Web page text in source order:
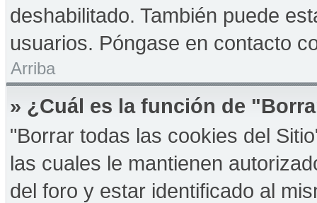
deshabilitado. También puede
usuarios. Póngase en contacto
Arriba
» ¿Cuál es la función de
"Borrar todas las cookies del
las cuales le mantienen
del foro y estar identificado al